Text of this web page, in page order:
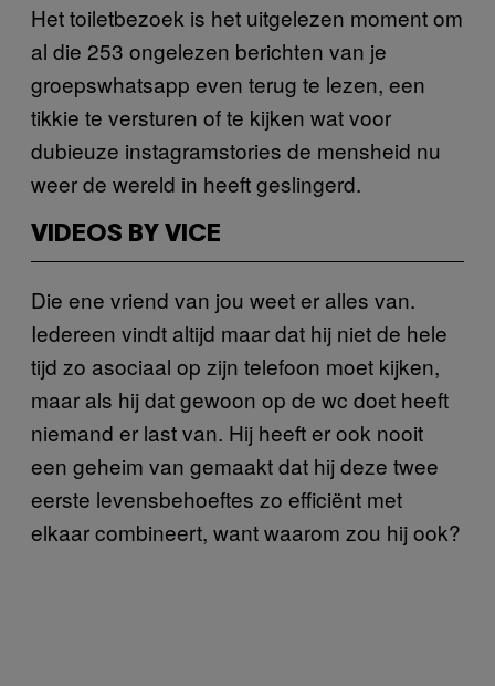
Het toiletbezoek is het uitgelezen moment om
al die 253 ongelezen berichten van je
groepswhatsapp even terug te lezen, een
tikkie te versturen of te kijken wat voor
dubieuze instagramstories de mensheid nu
weer de wereld in heeft geslingerd.
VIDEOS BY VICE
Die ene vriend van jou weet er alles van.
Iedereen vindt altijd maar dat hij niet de hele
tijd zo asociaal op zijn telefoon moet kijken,
maar als hij dat gewoon op de wc doet heeft
niemand er last van. Hij heeft er ook nooit
een geheim van gemaakt dat hij deze twee
eerste levensbehoeftes zo efficiënt met
elkaar combineert, want waarom zou hij ook?